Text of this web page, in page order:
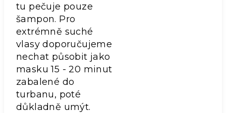
tu pečuje pouze
šampon. Pro
extrémně suché
vlasy doporučujeme
nechat působit jako
masku 15 - 20 minut
zabalené do
turbanu, poté
důkladně umýt.